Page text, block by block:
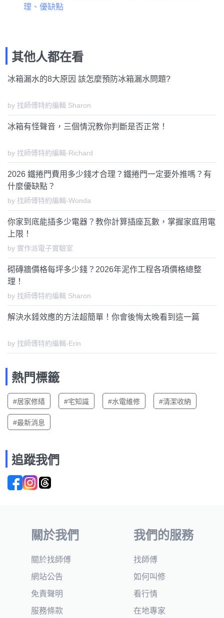
理、優缺點
其他人都在看
冰箱漏水的8大原因 該怎麼預防冰箱漏水問題?
by 找師傅特約編輯 Sharon
冰箱有怪聲音，三個情況教你判斷是否正常！
by 找師傅特約編輯-Richard
2026 鐵捲門費用多少錢才合理？鐵捲門一定要外推嗎？有
什麼優缺點？
by 找師傅特約編輯-Wonda
你家到底能插多少電器？教你計算插座瓦數，掌握家庭用電
上限！
by 實作派電子實驗室
砌磚牆價格每坪多少錢？2026年泥作工程各項價格總整
理！
by 找師傅特約編輯 Sharon
解決水錘效應的方法超簡單！你會後悔太晚看到這一篇
by 找師傅特約編輯-Erin
熱門標籤
#居家修繕 #宅知識 #水電維修 #清潔收納
#最新消息
追蹤我們
關於我們
關於找師傅
網站公告
免責聲明
服務條款
我們的服務
找師傅
如何叫修
看行情
在地專家